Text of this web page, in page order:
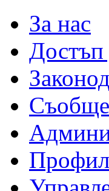
За нас
Профил